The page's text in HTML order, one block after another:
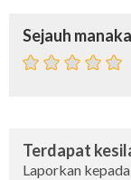
Sejauh
Terdapat
Laporkan